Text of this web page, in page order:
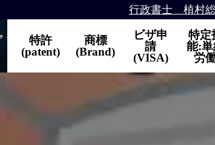
行政書士 植村総
特許
(patent)
商標
(Brand)
ビザ申
請
(VISA)
特定
能:
労